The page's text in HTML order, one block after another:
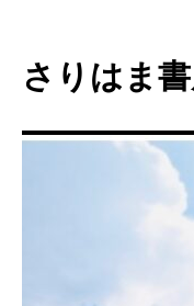
テ
ン
へ
さりはま